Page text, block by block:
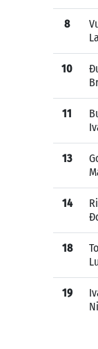
8
10
11
13
14
18
19